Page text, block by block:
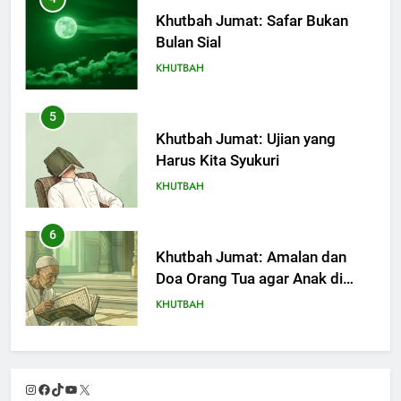
Khutbah Jumat: Safar Bukan
Bulan Sial
KHUTBAH
5
Khutbah Jumat: Ujian yang
Harus Kita Syukuri
KHUTBAH
6
Khutbah Jumat: Amalan dan
Doa Orang Tua agar Anak di
Pondok Pesantren Sukses Dunia
KHUTBAH
7
Instagram
Facebook
TikTok
YouTube